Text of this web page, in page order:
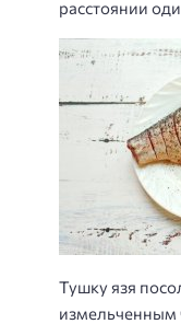
расстоянии
Тушку язя
измельченным